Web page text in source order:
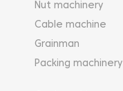
Nut machinery
Cable machine
Grainman
Packing machinery